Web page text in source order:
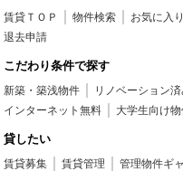
賃貸ＴＯＰ 物件検索 お気に入
退去申請
こだわり条件で探す
新築・築浅物件 リノベーション
インターネット無料
大学生向け
貸したい
賃貸募集 賃貸管理 管理物件ギ